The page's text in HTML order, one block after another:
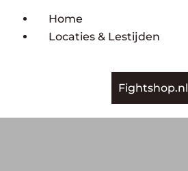
Home
Locaties & Lestijden
Fightshop.nl